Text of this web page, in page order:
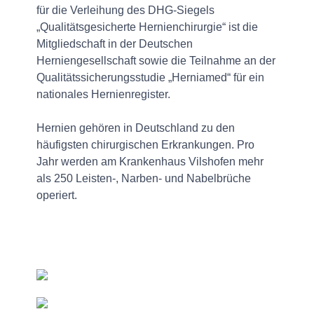
für die Verleihung des DHG-Siegels
„Qualitätsgesicherte Hernienchirurgie“ ist die
Mitgliedschaft in der Deutschen
Herniengesellschaft sowie die Teilnahme an der
Qualitätssicherungsstudie „Herniamed“ für ein
nationales Hernienregister.
Hernien gehören in Deutschland zu den
häufigsten chirurgischen Erkrankungen. Pro
Jahr werden am Krankenhaus Vilshofen mehr
als 250 Leisten-, Narben- und Nabelbrüche
operiert.